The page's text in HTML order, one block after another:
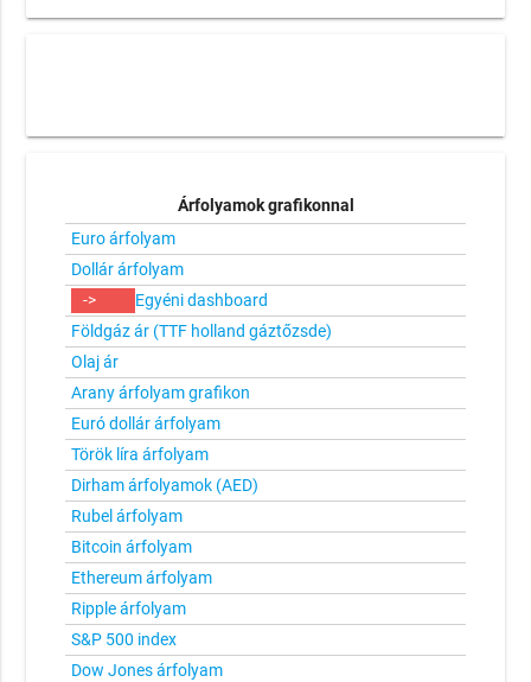
Árfolyamok grafikonnal
Euro árfolyam
Dollár árfolyam
->
Egyéni dashboard
Földgáz ár (TTF holland gáztőzsde)
Olaj ár
Arany árfolyam grafikon
Euró dollár árfolyam
Török líra árfolyam
Dirham árfolyamok (AED)
Rubel árfolyam
Bitcoin árfolyam
Ethereum árfolyam
Ripple árfolyam
S&P 500 index
Dow Jones árfolyam